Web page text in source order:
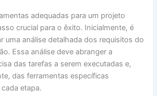
adequadas para um projeto
crucial para o êxito. Inicialmente, é
uma análise detalhada dos requisitos do
Essa análise deve abranger a
das tarefas a serem executadas e,
das ferramentas específicas
etapa.